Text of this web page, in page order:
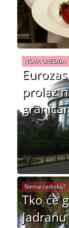
prolaz
NOVA UREDBA
Tko će
Nema radnika?